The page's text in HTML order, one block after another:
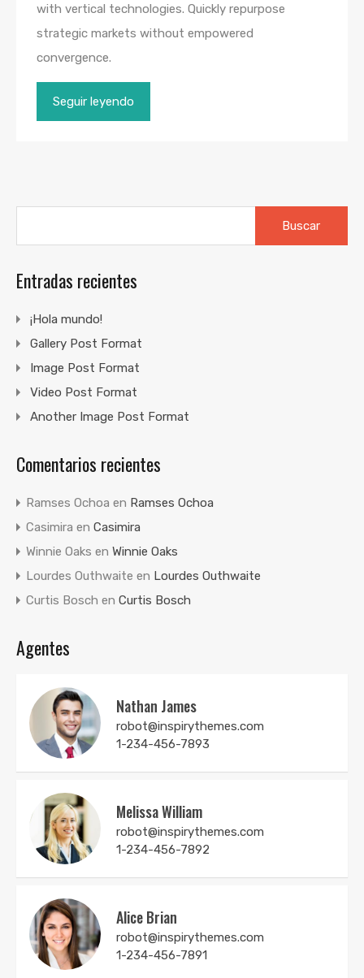
with vertical technologies. Quickly repurpose
strategic markets without empowered
convergence.
Seguir leyendo
Entradas recientes
¡Hola mundo!
Gallery Post Format
Image Post Format
Video Post Format
Another Image Post Format
Comentarios recientes
Ramses Ochoa en Ramses Ochoa
Casimira en Casimira
Winnie Oaks en Winnie Oaks
Lourdes Outhwaite en Lourdes Outhwaite
Curtis Bosch en Curtis Bosch
Agentes
Nathan James
robot@inspirythemes.com
1-234-456-7893
Melissa William
robot@inspirythemes.com
1-234-456-7892
Alice Brian
robot@inspirythemes.com
1-234-456-7891